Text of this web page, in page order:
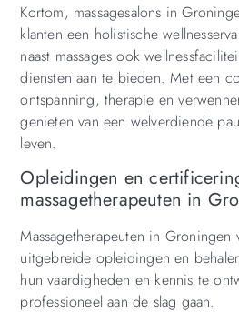
Kortom, massagesalons in
klanten een holistische
naast massages ook
diensten aan te bieden. Met een
ontspanning, therapie en
genieten van een welverdiende
leven.
Opleidingen en
massagetherapeuten in
Massagetherapeuten in Groningen
uitgebreide opleidingen en
hun vaardigheden en kennis te
professioneel aan de slag gaan.